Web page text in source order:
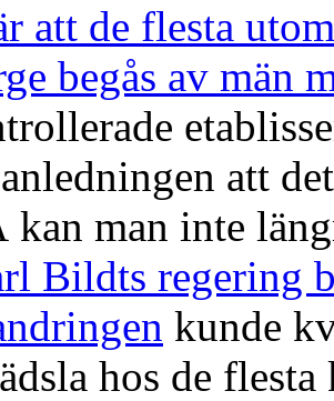
att de flesta
begås av män
att
kan man inte
Bildts regering
kunde
hos de